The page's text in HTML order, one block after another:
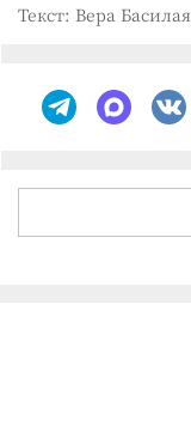
Текст: Вера Басилая